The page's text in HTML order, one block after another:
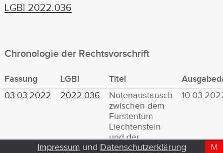
LGBl 2022.036
Chronologie der Rechtsvorschrift
Fassung LGBl Titel
03.03.2022
2022.036
Notenaustausch
zwischen dem
Fürstentum
Liechtenstein
und der
Europäischen
D
T
M
Impressum und Datenschutzerklärung